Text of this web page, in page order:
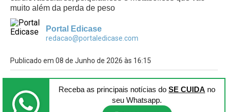
muito além da perda de peso
Portal Edicase
redacao@portaledicase.com
Publicado em 08 de Junho de 2026 às 16:15
Receba as principais notícias do SE CUIDA no
seu Whatsapp.